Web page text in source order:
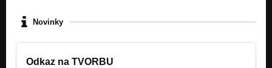
Novinky
Odkaz na TVORBU